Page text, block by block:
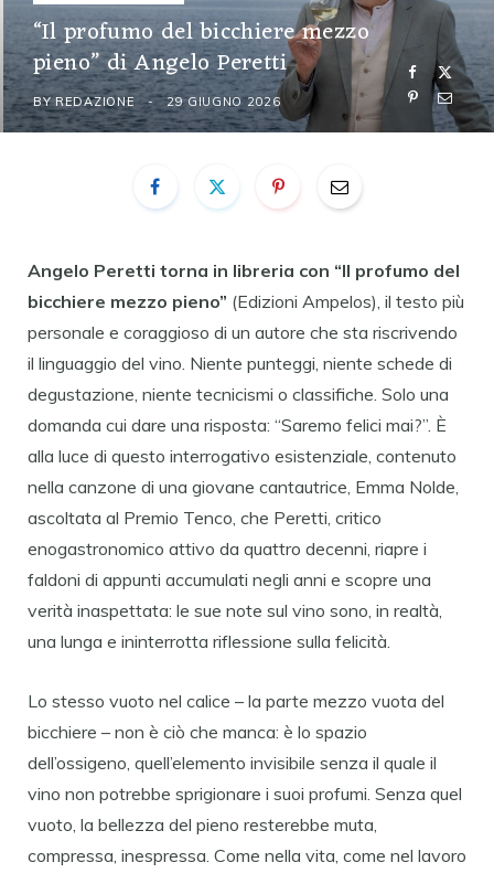
“Il profumo del bicchiere mezzo
pieno” di Angelo Peretti
BY REDAZIONE 29 GIUGNO 2026
Angelo Peretti torna in libreria con “Il profumo del
bicchiere mezzo pieno” (Edizioni Ampelos), il testo più
personale e coraggioso di un autore che sta riscrivendo
il linguaggio del vino. Niente punteggi, niente schede di
degustazione, niente tecnicismi o classifiche. Solo una
domanda cui dare una risposta: “Saremo felici mai?”. È
alla luce di questo interrogativo esistenziale, contenuto
nella canzone di una giovane cantautrice, Emma Nolde,
ascoltata al Premio Tenco, che Peretti, critico
enogastronomico attivo da quattro decenni, riapre i
faldoni di appunti accumulati negli anni e scopre una
verità inaspettata: le sue note sul vino sono, in realtà,
una lunga e ininterrotta riflessione sulla felicità.
Lo stesso vuoto nel calice – la parte mezzo vuota del
bicchiere – non è ciò che manca: è lo spazio
dell’ossigeno, quell’elemento invisibile senza il quale il
vino non potrebbe sprigionare i suoi profumi. Senza quel
vuoto, la bellezza del pieno resterebbe muta,
compressa, inespressa. Come nella vita, come nel lavoro